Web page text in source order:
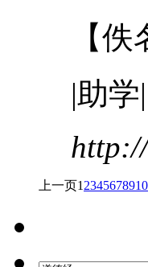
【佚
|助学|
上一页1 2345678910